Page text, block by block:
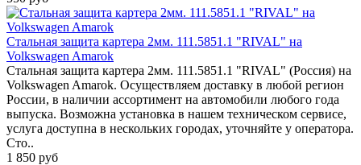
Стальная защита картера 2мм. 111.5851.1 "RIVAL" на
Volkswagen Amarok
Стальная защита картера 2мм. 111.5851.1 "RIVAL" (Россия) на
Volkswagen Amarok. Осуществляем доставку в любой регион
России, в наличии ассортимент на автомобили любого года
выпуска. Возможна установка в нашем техническом сервисе,
услуга доступна в нескольких городах, уточняйте у оператора.
Сто..
1 850 руб